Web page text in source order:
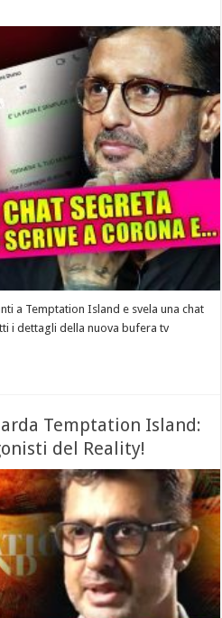
a Temptation Island e svela una chat
i dettagli della nuova bufera tv
Temptation Island:
del Reality!